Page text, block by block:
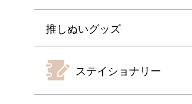
推しぬいグッズ
ステイショナリー